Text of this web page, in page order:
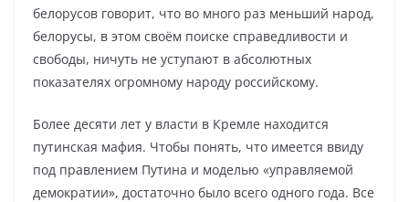
белорусов говорит, что во много раз меньший народ,
белорусы, в этом своём поиске справедливости и
свободы, ничуть не уступают в абсолютных
показателях огромному народу российскому.
Более десяти лет у власти в Кремле находится
путинская мафия. Чтобы понять, что имеется ввиду
под правлением Путина и моделью «управляемой
демократии», достаточно было всего одного года. Все